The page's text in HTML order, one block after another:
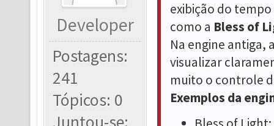
Developer
Postagens:
241
Tópicos: 0
exibição do
como a Bless of
Na engine antiga,
visualizar
muito o controle
Exemplos da